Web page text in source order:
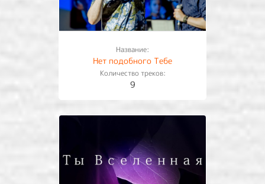
Название:
Нет подобного Тебе
Количество треков:
9